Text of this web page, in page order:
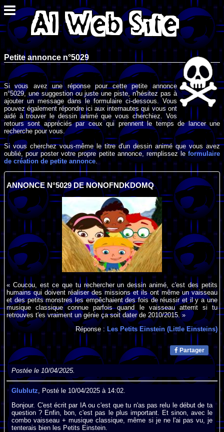
Petite annonce n°5029
Si vous avez une réponse pour cette petite annonce
n°5029, une suggestion ou juste une piste, n'hésitez pas à
ajouter un message dans le formulaire ci-dessous. Vous
pouvez également répondre ici aux internautes qui vous ont
aidé à trouver le dessin animé que vous cherchiez. Vos
retours sont appréciés par ceux qui prennent le temps de lancer une
recherche pour vous.
Si vous cherchez vous-même le titre d'un dessin animé que vous avez
oublié, pour poster votre propre petite annonce, remplissez leformulaire
de création de petite annonce .
ANNONCE N°5029 DE NONOFNDKDOMQ
« Coucou, est ce que tu rechercher un dessin animé, c'est des petits
humains qui doivent réaliser des missions et ils ont même un vaisseau
et des petits monstres les empêchaient des fois de réussir et il y a une
musique classique connue parfois quand le vaisseau atterrit si tu
retrouves t'es vraiment un génie ça soit dater de 2010/2015. »
Réponse : Les Petits Einstein (Little Einsteins)
Partager
Postée le 10/04/2025.
Glublutz, Posté le 10/04/2025 à 14:02.
Bonjour. C'est écrit par IA ou c'est que tu n'as pas relu le début de ta
question ? Enfin, bon, c'est pas le plus important. Et sinon, avec le
combo vaisseau + musique classique, même si je ne l'ai pas vu, je
tenterais bien les Petits Einstein.